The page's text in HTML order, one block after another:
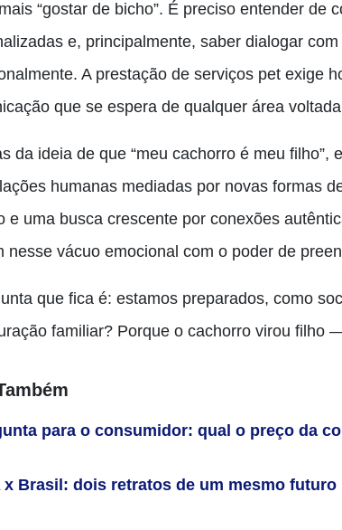
“gostar de bicho”. É preciso entender de
e, principalmente, saber dialogar
A prestação de serviços pet exige
que se espera de qualquer área
da ideia de que “meu cachorro é meu
humanas mediadas por novas formas
e uma busca crescente por conexões
nesse vácuo emocional com o poder de
que fica é: estamos preparados, como
familiar? Porque o cachorro virou filho
para o consumidor: qual o preço da
x Brasil: dois retratos de um mesmo futuro